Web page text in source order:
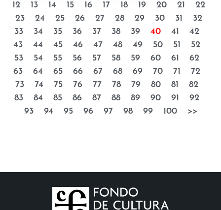
12
13 14 15 16 17 18 19 20 21
22
23
24 25 26 27 28 29 30 31
32
33
34 35 36 37 38 39 40 41
42
43
44 45 46 47 48 49 50 51
52
53
54 55 56 57 58 59 60 61
62
63
64 65 66 67 68 69 70 71
72
73
74 75 76 77 78 79 80 81
82
83
84 85 86 87 88 89 90 91
92
93
94 95 96 97 98 99 100 >>